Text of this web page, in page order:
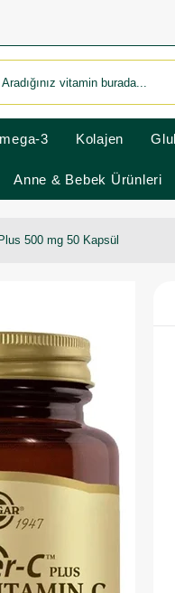
3 Kolajen
Anne & Bebek Ürünleri
500 mg 50 Kapsül